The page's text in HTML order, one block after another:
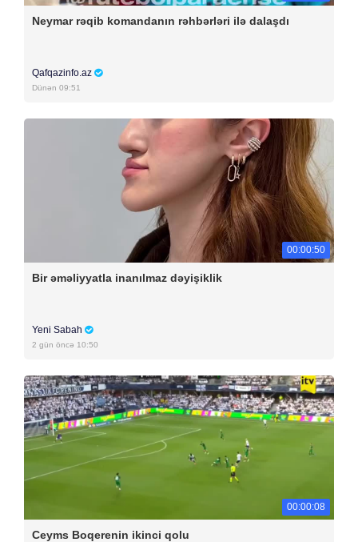
Neymar rəqib komandanın rəhbərləri ilə dalaşdı
Qafqazinfo.az
Dünən 09:51
00:00:50
Bir əməliyyatla inanılmaz dəyişiklik
Yeni Sabah
2 gün öncə 10:50
00:00:08
Ceyms Boqerenin ikinci qolu